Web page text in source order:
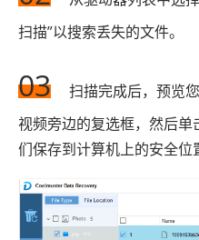
扫描”以搜索丢失的文件。
03
扫描完成后，预览
视频旁边的复选框，然后单
们保存到计算机上的安全位